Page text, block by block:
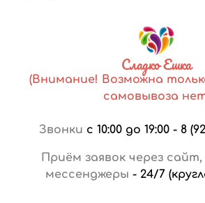
Сладко Ешка
(Внимание! Возможна
самовывоза
Звонки с 10:00 до 19:00 - 8
Приём заявок через
мессенджеры - 24/7